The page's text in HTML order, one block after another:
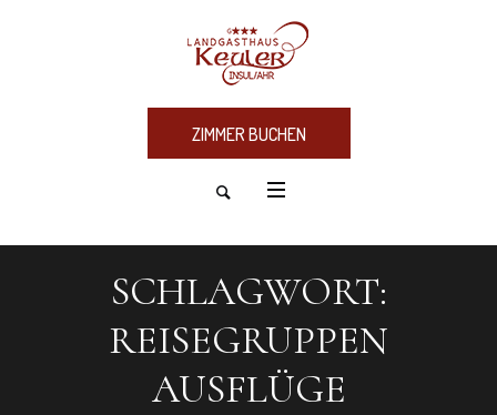
ZIMMER BUCHEN
SCHLAGWORT:
REISEGRUPPEN
AUSFLÜGE